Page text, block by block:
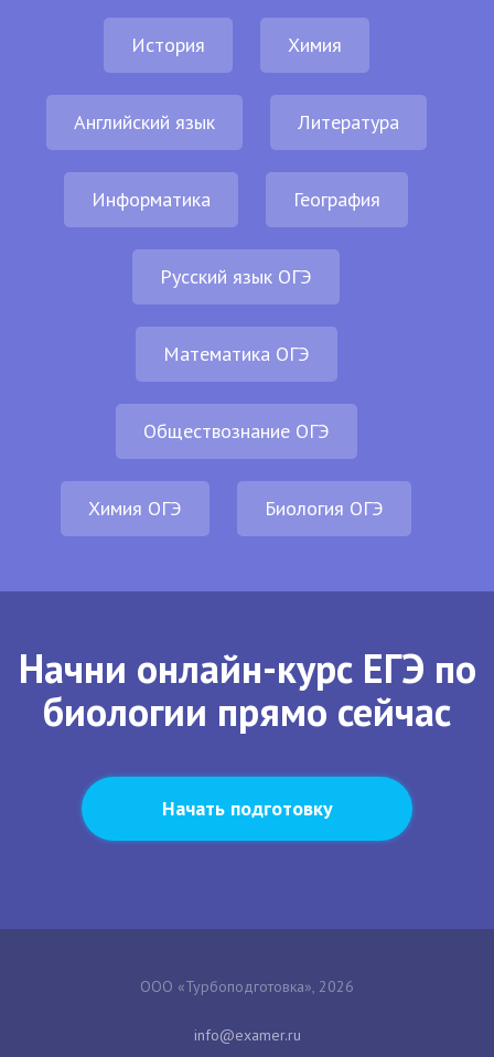
История Химия
Английский язык Литература
Информатика География
Русский язык ОГЭ
Математика ОГЭ
Обществознание ОГЭ
Химия ОГЭ Биология ОГЭ
Начни онлайн-курс ЕГЭ по
биологии прямо сейчас
Начать подготовку
ООО «Турбоподготовка», 2026